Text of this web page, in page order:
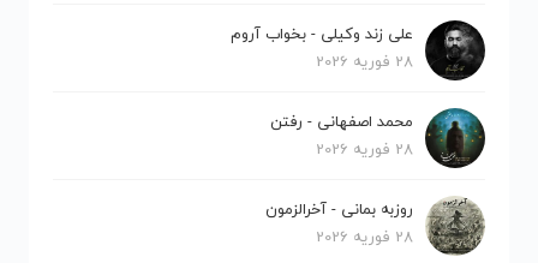
علی زند وکیلی - بخواب آروم
28 فوریه 2026
محمد اصفهانی - رفتن
28 فوریه 2026
روزبه بمانی - آخرالزمون
28 فوریه 2026